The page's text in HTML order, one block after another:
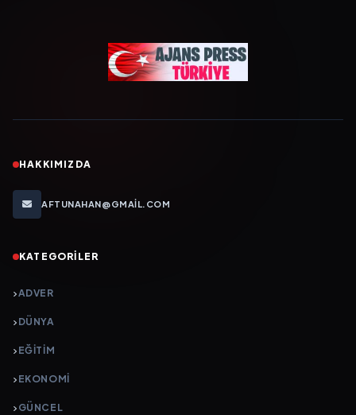
HAKKIMIZDA
AFTUNAHAN@GMAIL.COM
KATEGORILER
ADVER
DÜNYA
EĞİTİM
EKONOMİ
GÜNCEL